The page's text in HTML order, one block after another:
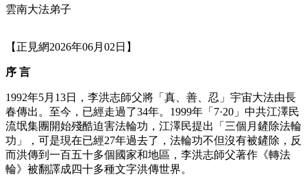
雲南大法弟子
【正見網2026年06月02日】
序 言
1992年5月13日，李洪志師父將「真、善、忍」宇宙大法由長
春傳出。至今，已經走過了34年。1999年「7·20」中共江澤民
流氓集團開始殘酷迫害法輪功，江澤民提出「三個月鏟除法輪
功」，可是現在已經27年過去了，法輪功不但沒有被鏟除，反
而洪傳到一百五十多個國家和地區，李洪志師父著作《轉法
輪》被翻譯成四十多種文字洪傳世界。